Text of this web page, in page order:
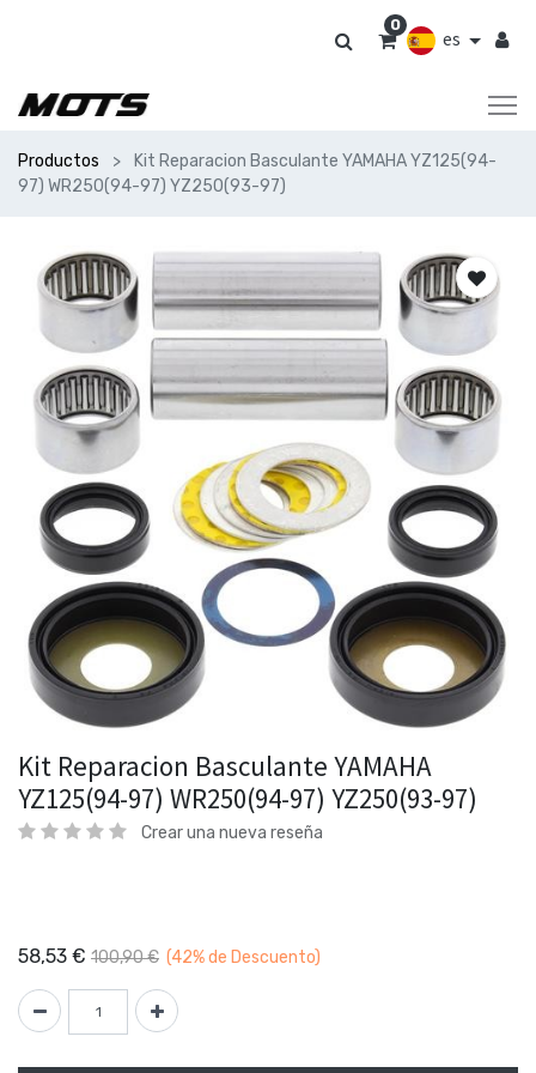
es
0
Productos
Kit Reparacion Basculante YAMAHA YZ125(94-
97) WR250(94-97) YZ250(93-97)
Kit Reparacion Basculante YAMAHA
YZ125(94-97) WR250(94-97) YZ250(93-97)
Crear una nueva reseña
58,53 € 100,90€ (42%de Descuento)